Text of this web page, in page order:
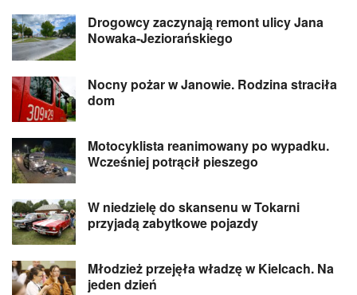
Drogowcy zaczynają remont ulicy Jana
Nowaka-Jeziorańskiego
Nocny pożar w Janowie. Rodzina straciła
dom
Motocyklista reanimowany po wypadku.
Wcześniej potrącił pieszego
W niedzielę do skansenu w Tokarni
przyjadą zabytkowe pojazdy
Młodzież przejęła władzę w Kielcach. Na
jeden dzień